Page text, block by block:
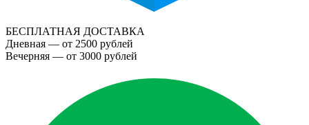
БЕСПЛАТНАЯ ДОСТАВКА
Дневная — от 2500 рублей
Вечерняя — от 3000 рублей